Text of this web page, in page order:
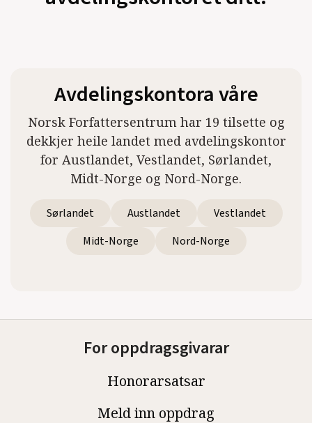
Avdelingskontora våre
Norsk Forfattersentrum har 19 tilsette og
dekkjer heile landet med avdelingskontor
for Austlandet, Vestlandet, Sørlandet,
Midt-Norge og Nord-Norge.
Sørlandet Austlandet
Vestlandet
Midt-Norge
Nord-Norge
For oppdragsgivarar
Honorarsatsar
Meld inn oppdrag